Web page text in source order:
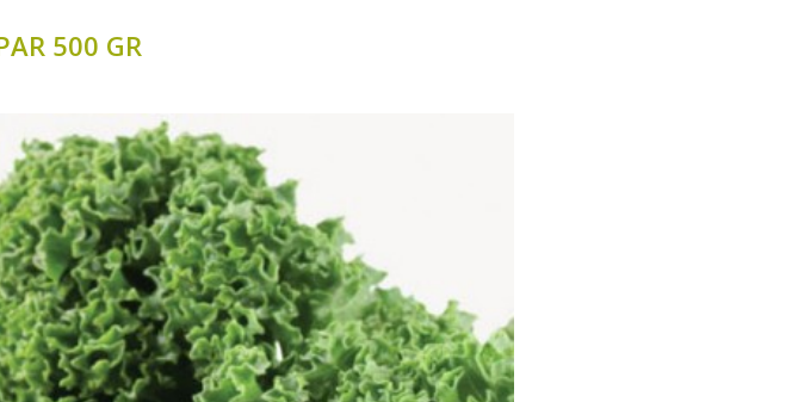
500 GR